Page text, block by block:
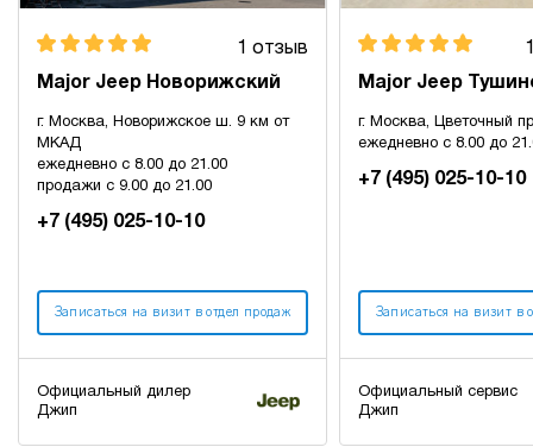
1 отзыв
Major Jeep Новорижский
г. Москва, Новорижское ш. 9 км от
МКАД
ежедневно с 8.00 до 21.00
продажи с 9.00 до 21.00
+7 (495) 025-10-10
Записаться на визит в отдел продаж
Официальный дилер
Джип
Major Jeep
г. Москва, Цветочный
ежедневно с 8.00 до
+7 (495) 025-10-10
Записаться на визит в
Официальный сервис
Джип